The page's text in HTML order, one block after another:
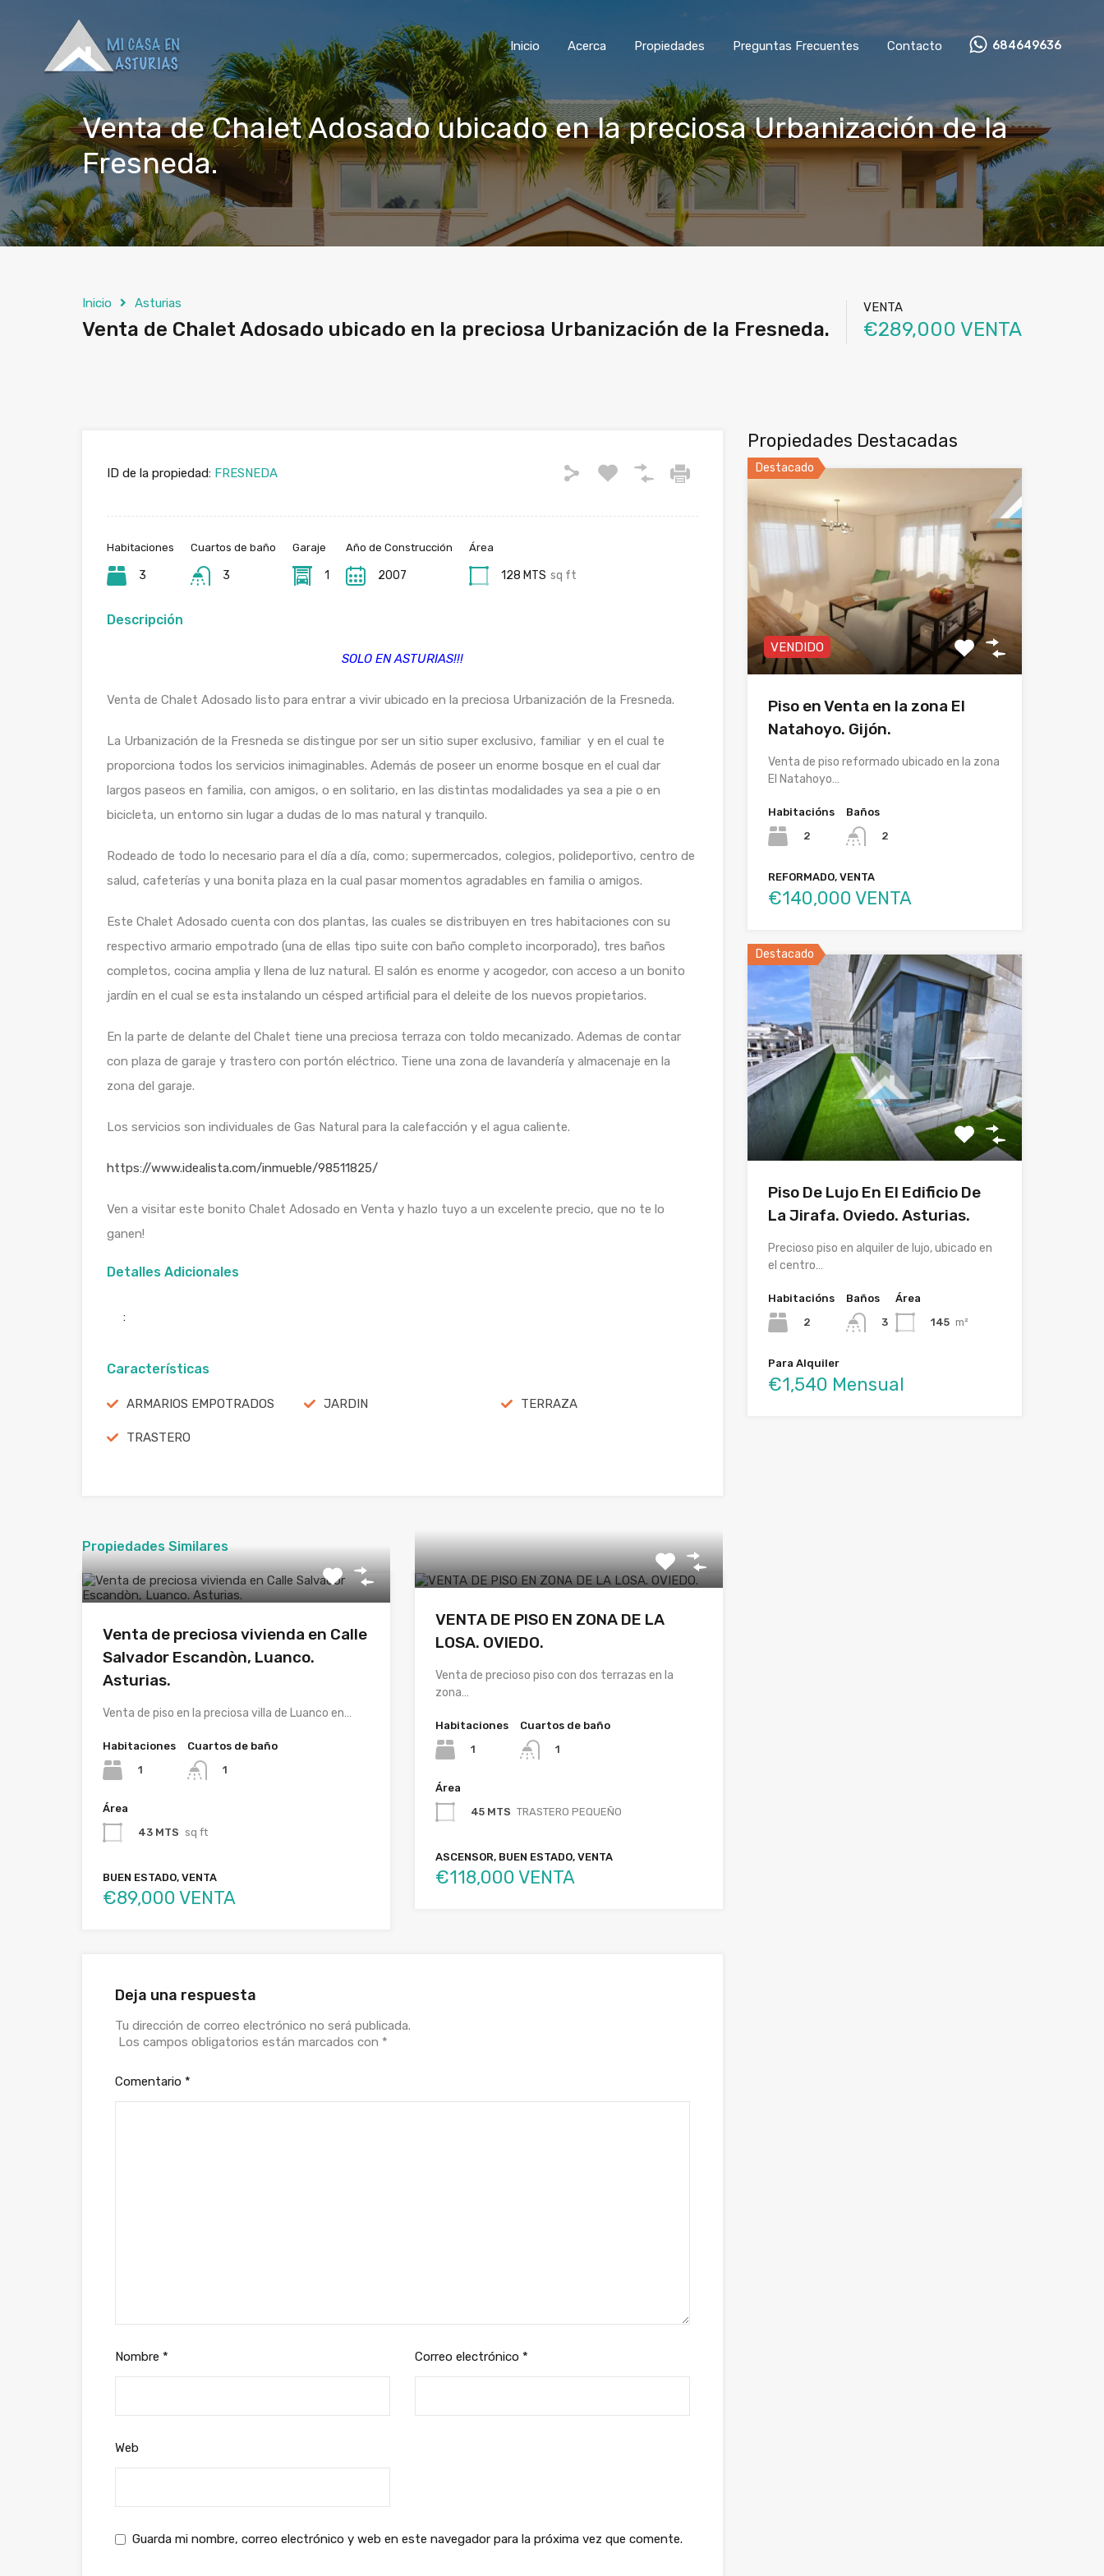
Inicio Acerca Propiedades Preguntas Frecuentes Contacto 684649636
Venta de Chalet Adosado ubicado en la preciosa Urbanización de la
Fresneda.
Inicio Asturias
Venta de Chalet Adosado ubicado en la preciosa Urbanización de la Fresneda.
VENTA
€289,000 VENTA
ID de la propiedad: FRESNEDA
Habitaciones
3
Cuartos de baño
3
Garaje
1
Año de Construcción
2007
Área
128 MTS sq ft
Descripción
SOLO EN ASTURIAS!!!
Venta de Chalet Adosado listo para entrar a vivir ubicado en la preciosa Urbanización de la Fresneda.
La Urbanización de la Fresneda se distingue por ser un sitio super exclusivo, familiar y en el cual te
proporciona todos los servicios inimaginables. Además de poseer un enorme bosque en el cual dar
largos paseos en familia, con amigos, o en solitario, en las distintas modalidades ya sea a pie o en
bicicleta, un entorno sin lugar a dudas de lo mas natural y tranquilo.
Rodeado de todo lo necesario para el día a día, como; supermercados, colegios, polideportivo, centro de
salud, cafeterías y una bonita plaza en la cual pasar momentos agradables en familia o amigos.
Este Chalet Adosado cuenta con dos plantas, las cuales se distribuyen en tres habitaciones con su
respectivo armario empotrado (una de ellas tipo suite con baño completo incorporado), tres baños
completos, cocina amplia y llena de luz natural. El salón es enorme y acogedor, con acceso a un bonito
jardín en el cual se esta instalando un césped artificial para el deleite de los nuevos propietarios.
En la parte de delante del Chalet tiene una preciosa terraza con toldo mecanizado. Ademas de contar
con plaza de garaje y trastero con portón eléctrico. Tiene una zona de lavandería y almacenaje en la
zona del garaje.
Los servicios son individuales de Gas Natural para la calefacción y el agua caliente.
https://www.idealista.com/inmueble/98511825/
Ven a visitar este bonito Chalet Adosado en Venta y hazlo tuyo a un excelente precio, que no te lo
ganen!
Detalles Adicionales
:
Características
ARMARIOS EMPOTRADOS JARDIN TERRAZA
TRASTERO
Propiedades Similares
Venta de preciosa vivienda en Calle
Salvador Escandòn, Luanco.
Asturias.
Venta de piso en la preciosa villa de Luanco en…
Habitaciones
1
Cuartos de baño
1
Área
43 MTS sq ft
BUEN ESTADO, VENTA
€89,000 VENTA
VENTA DE PISO EN ZONA DE LA
LOSA. OVIEDO.
Venta de precioso piso con dos terrazas en la
zona…
Habitaciones
1
Cuartos de baño
1
Área
45 MTS TRASTERO PEQUEÑO
ASCENSOR, BUEN ESTADO, VENTA
€118,000 VENTA
Deja una respuesta
Tu dirección de correo electrónico no será publicada.
Los campos obligatorios están marcados con *
Comentario *
Nombre * Correo electrónico *
Web
Guarda mi nombre, correo electrónico y web en este navegador para la próxima vez que comente.
Propiedades Destacadas
Destacado
VENDIDO
Piso en Venta en la zona El
Natahoyo. Gijón.
Venta de piso reformado ubicado en la zona
El Natahoyo…
Habitacións
2
Baños
2
REFORMADO, VENTA
€140,000 VENTA
Destacado
Piso De Lujo En El Edificio De
La Jirafa. Oviedo. Asturias.
Precioso piso en alquiler de lujo, ubicado en
el centro…
Habitacións
2
Baños
3
Área
145 m²
Para Alquiler
€1,540 Mensual